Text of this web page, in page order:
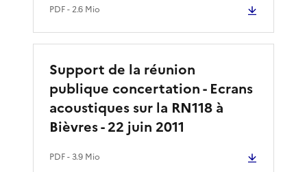
PDF- 2.6 Mio
Support de la réunion
publique concertation - Ecrans
acoustiques sur la RN118 à
Bièvres - 22 juin 2011
PDF- 3.9 Mio